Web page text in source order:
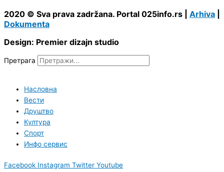
2020 © Sva prava zadržana. Portal 025info.rs | Arhiva
Dokumenta
Design: Premier dizajn studio
Претрага
Насловна
Вести
Друштво
Култура
Спорт
Инфо сервис
Facebook Instagram Twitter Youtube